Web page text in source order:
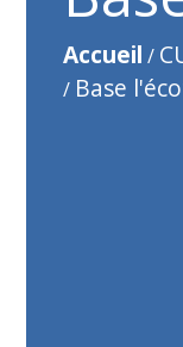
Accueil /
/ Base